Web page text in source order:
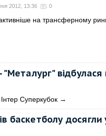
2012, 13:36 0
на трансферному
відбулася
Суперкубок →
баскетболу досягли